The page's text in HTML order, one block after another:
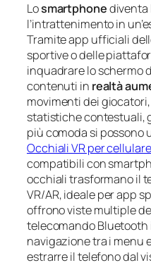
Losmartphonediventa
l’intrattenimento in
Tramite app ufficiali
sportive o delle
inquadrare lo schermo
contenuti in realtà
movimenti dei
statistiche contestuali,
più comoda si possono
Occhiali VR per
compatibili con
occhiali trasformano il
VR/AR, ideale per app
offrono viste multiple
telecomando
navigazione tra i menu
estrarre il telefono dal